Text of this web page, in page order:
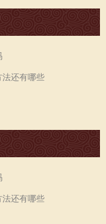
法还有哪些
法还有哪些